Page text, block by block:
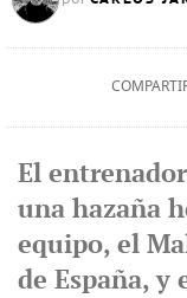
El
una hazaña
equipo, el
de España, y